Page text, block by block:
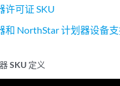
许可证 SKU
和 NorthStar 计划器设备
SKU 定义